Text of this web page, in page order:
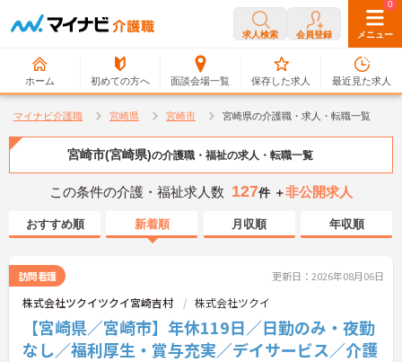
求人検索 会員登録 メニュー
ホーム 初めての方へ 面談会場一覧
0
保存した求人
0
最近見た求人
マイナビ介護職 宮崎県 宮崎市 宮崎県の介護職・求人・転職一覧
宮崎市(宮崎県)の介護職・福祉の求人・転職一覧
この条件の介護・福祉求人数 127件 ＋非公開求人
おすすめ順 新着順 月収順 年収順
訪問看護 更新日：2026年08月06日
株式会社ツクイツクイ宮崎吉村 株式会社ツクイ
【宮崎県／宮崎市】年休119日／日勤のみ・夜勤
なし／福利厚生・賞与充実／デイサービス／介護